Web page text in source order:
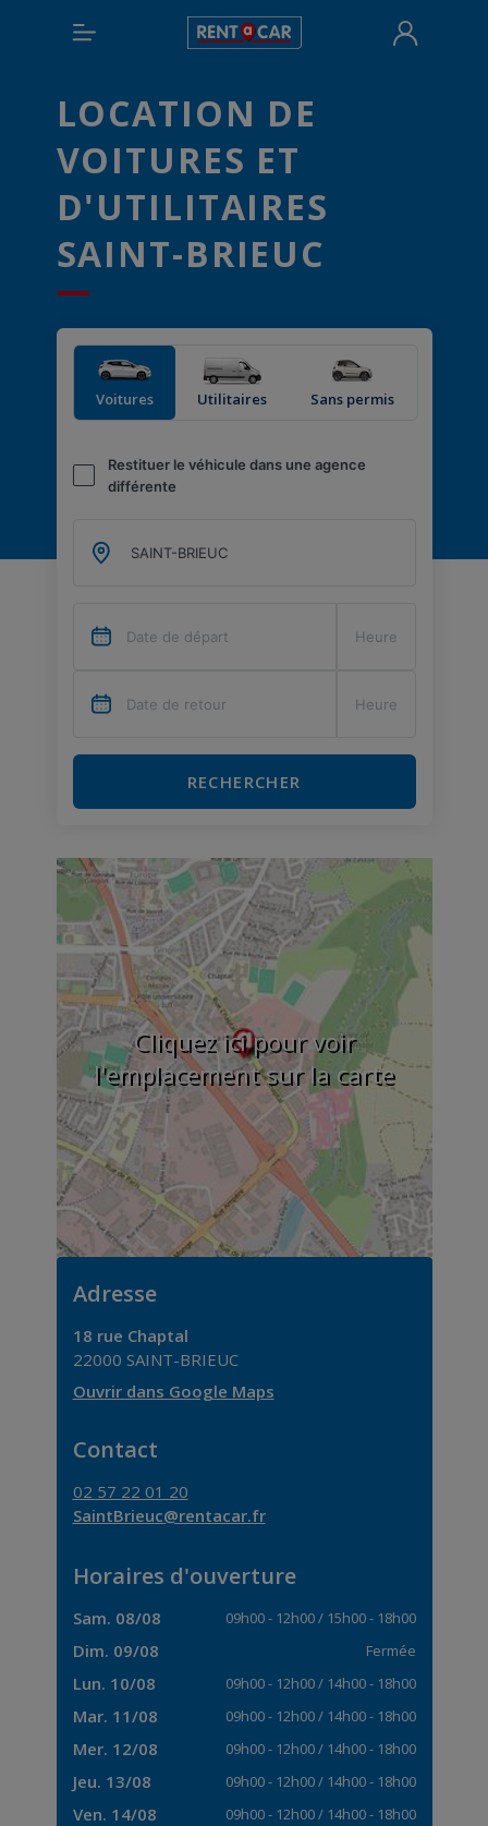
LOCATION DE
VOITURES ET
D'UTILITAIRES
SAINT-BRIEUC
Voitures Utilitaires Sans permis
Restituer le véhicule dans une agence
différente
RECHERCHER
Cliquez ici pour voir
l'emplacement sur la carte
Adresse
18 rue Chaptal
22000 SAINT-BRIEUC
Ouvrir dans Google Maps
Contact
02 57 22 01 20
SaintBrieuc@rentacar.fr
Horaires d'ouverture
Sam. 08/08 09h00- 12h00/ 15h00- 18h00
Dim. 09/08 Fermée
Lun. 10/08 09h00- 12h00/ 14h00- 18h00
Mar. 11/08 09h00- 12h00/ 14h00- 18h00
Mer. 12/08 09h00- 12h00/ 14h00- 18h00
Jeu. 13/08 09h00- 12h00/ 14h00- 18h00
Ven. 14/08 09h00- 12h00/ 14h00- 18h00